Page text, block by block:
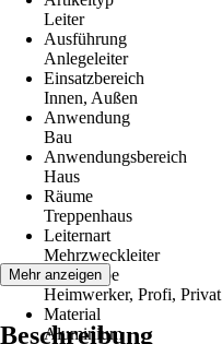
Leiter
Ausführung
Anlegeleiter
Einsatzbereich
Innen, Außen
Anwendung
Bau
Anwendungsbereich
Haus
Räume
Treppenhaus
Leiternart
Mehrzweckleiter
Zielgruppe
Heimwerker, Profi, Privat
Material
Aluminium
Mehr anzeigen
Beschreibung